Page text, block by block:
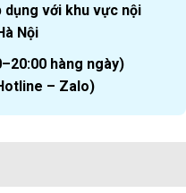
dụng với khu vực nội
Nội
hàng ngày)
– Zalo)